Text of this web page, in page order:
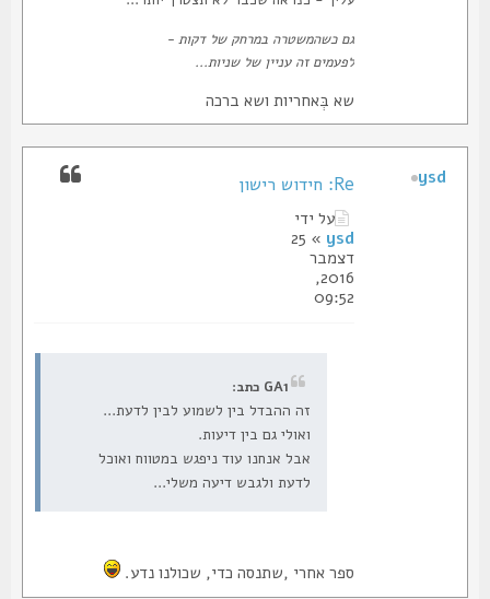
גם כשהמשטרה במרחק של דקות -
לפעמים זה עניין של שניות...
שא בְּאחריות ושא ברכה
על ידי
» 25
דצמבר
2016,
09:52
GA1 כתב:
זה ההבדל בין לשמוע לבין לדעת...
ואולי גם בין דיעות.
אבל אנחנו עוד ניפגש במטווח ואוכל
לדעת ולגבש דיעה משלי...
ספר אחרי ,שתנסה כדי, שכולנו נדע.